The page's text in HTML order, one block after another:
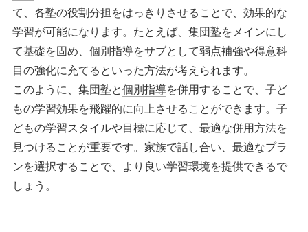
て、各塾の役割分担をはっきりさせることで、効果的な
学習が可能になります。たとえば、集団塾をメインにし
て基礎を固め、 個別指導をサブとして弱点補強や得意科
目の強化に充てるといった方法が考えられます。
このように、集団塾と個別指導を併用することで、子ど
もの学習効果を飛躍的に向上させることができます。子
どもの学習スタイルや目標に応じて、最適な併用方法を
見つけることが重要です。家族で話し合い、最適なプラ
ンを選択することで、より良い学習環境を提供できるで
しょう。